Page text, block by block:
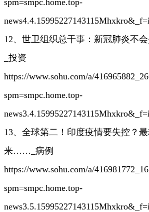
spm=smpc.home.top-
12、世卫组织总干事：新冠肺炎不
_投资
https://www.sohu.com/a/
spm=smpc.home.top-
13、全球第二！印度疫情要失控？
来……_病例
https://www.sohu.com/a/
spm=smpc.home.top-